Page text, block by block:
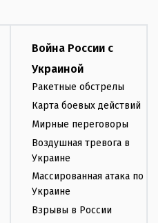
Война России с
Украиной
Ракетные обстрелы
Карта боевых действий
Мирные переговоры
Воздушная тревога в
Украине
Массированная атака по
Украине
Взрывы в России